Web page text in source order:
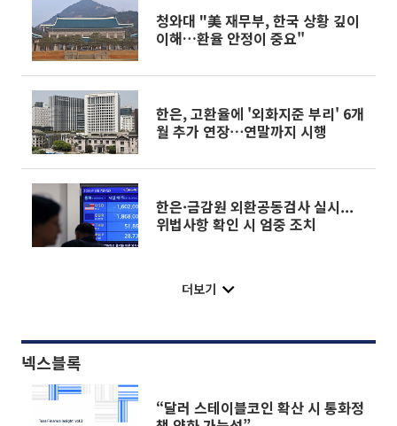
청와대 "美 재무부, 한국 상황 깊이
이해…환율 안정이 중요"
한은, 고환율에 '외화지준 부리' 6개
월 추가 연장⋯연말까지 시행
한은·금감원 외환공동검사 실시...
위법사항 확인 시 엄중 조치
더보기
넥스블록
“달러 스테이블코인 확산 시 통화정